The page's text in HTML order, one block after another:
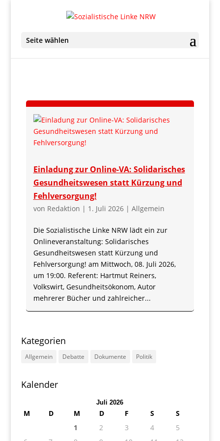
Seite wählen
Einladung zur Online-VA: Solidarisches
Gesundheitswesen statt Kürzung und
Fehlversorgung!
von Redaktion | 1. Juli 2026| Allgemein
Die Sozialistische Linke NRW lädt ein zur
Onlineveranstaltung: Solidarisches
Gesundheitswesen statt Kürzung und
Fehlversorgung! am Mittwoch, 08. Juli 2026,
um 19:00. Referent: Hartmut Reiners,
Volkswirt, Gesundheitsökonom, Autor
mehrerer Bücher und zahlreicher...
Kategorien
Allgemein Debatte Dokumente Politik
Kalender
Juli 2026
M D M D F S
S
1
2 3 4
5